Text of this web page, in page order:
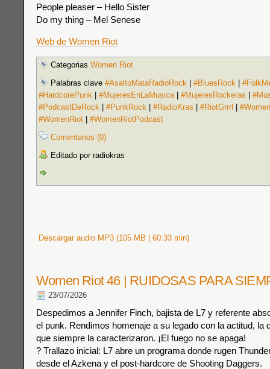
People pleaser – Hello Sister
Do my thing – Mel Senese
Web de Women Riot
Categorias Women Riot
Palabras clave #AsaltoMataRadioRock #BluesRock
#HardcorePunk
#MujeresEnLaMusica| #MujeresRockeras
#PodcastDeRock
#PunkRock #RadioKras #RiotGrrrl
#WomenRiot
#WomenRiotPodcast
Comentarios (0)
Editado por radiokras
Descargar audio MP3 (105 MB | 60:33 min)
Women Riot 46 | RUIDOSAS PARA
23/07/2026
Despedimos a Jennifer Finch, bajista de L7 y referente
el punk. Rendimos homenaje a su legado con la actitud, la
que siempre la caracterizaron. ¡El fuego no se apaga!
? Trallazo inicial: L7 abre un programa donde rugen
desde el Azkena y el post-hardcore de Shooting Daggers.